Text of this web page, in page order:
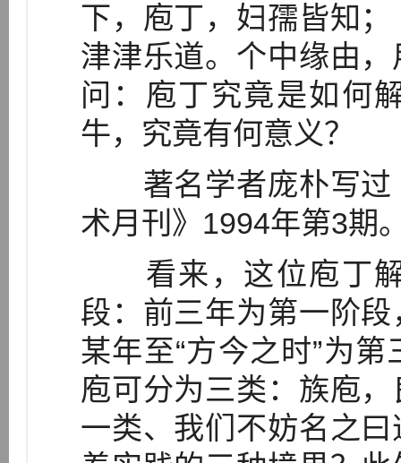
下，庖丁，妇孺皆知
津津乐道。个中缘由
问：庖丁究竟是如何
牛，究竟有何意义？
著名学者庞朴写过
术月刊》1994年第3期
看来，这位庖丁解
段：前三年为第一阶
某年至“方今之时”为
庖可分为三类：族庖
一类、我们不妨名之